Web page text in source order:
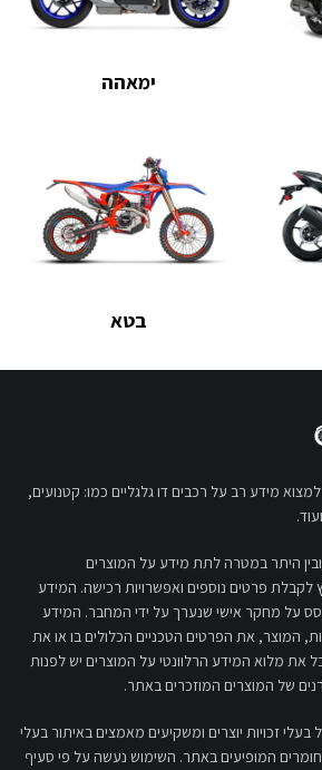
ימאהה
בטא
מידע רב על רכבים דו גלגליים כמו: קטנועים,
היתר במטרה לתת מידע על המוצרים
לקבלת פרטים נוספים ואפשרויות רכישה. המידע
על מחקר אישי שנערך על ידי המחבר. המידע
המוצר, את הפרטים הטכניים הכלולים בו או את
את מלוא המידע הרלוונטי על המוצרים יש לפנות
של המוצרים המוזכרים באתר.
בעלי זכויות יוצרים ומשקיעים מאמצים באיתור בעלי
בחומרים המופיעים באתר. השימוש נעשה על פי סעיף